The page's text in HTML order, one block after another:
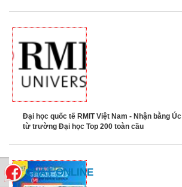
Đại học quốc tế RMIT Việt Nam - Nhận bằng Úc
từ trường Đại học Top 200 toàn cầu
CHÁT ONLINE